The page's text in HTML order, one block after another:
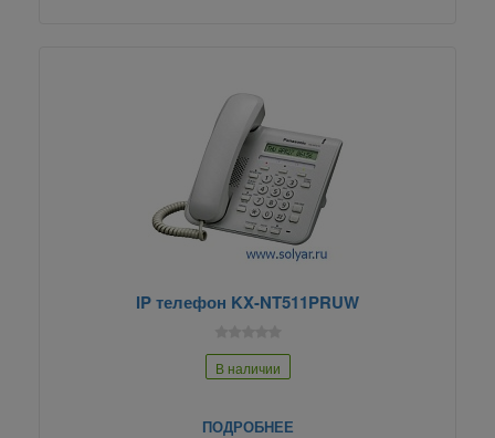
IP телефон KX-NT511PRUW
В наличии
ПОДРОБНЕЕ